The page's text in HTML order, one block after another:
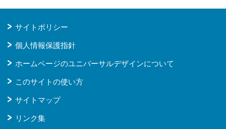
サイトポリシー
個人情報保護指針
ホームページのユニバーサルデザインについて
このサイトの使い方
サイトマップ
リンク集